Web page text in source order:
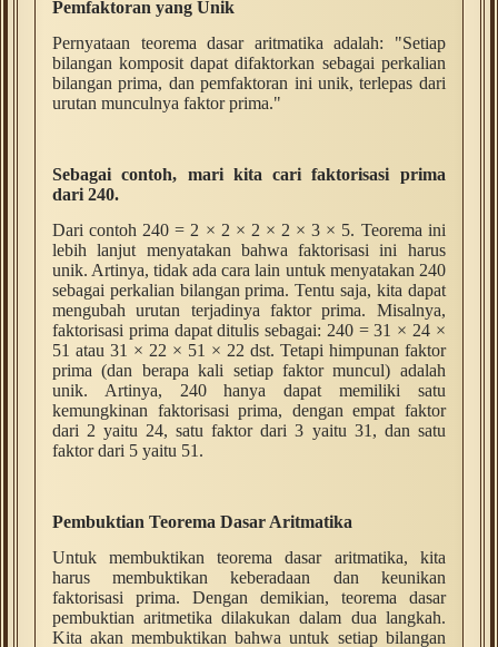
Pemfaktoran yang Unik
Pernyataan teorema dasar aritmatika adalah: "Setiap
bilangan komposit dapat difaktorkan sebagai perkalian
bilangan prima, dan pemfaktoran ini unik, terlepas dari
urutan munculnya faktor prima."
Sebagai contoh, mari kita cari faktorisasi prima
dari 240.
Dari contoh 240 = 2 × 2 × 2 × 2 × 3 × 5. Teorema ini
lebih lanjut menyatakan bahwa faktorisasi ini harus
unik. Artinya, tidak ada cara lain untuk menyatakan 240
sebagai perkalian bilangan prima. Tentu saja, kita dapat
mengubah urutan terjadinya faktor prima. Misalnya,
faktorisasi prima dapat ditulis sebagai: 240 = 31 × 24 ×
51 atau 31 × 22 × 51 × 22 dst. Tetapi himpunan faktor
prima (dan berapa kali setiap faktor muncul) adalah
unik. Artinya, 240 hanya dapat memiliki satu
kemungkinan faktorisasi prima, dengan empat faktor
dari 2 yaitu 24, satu faktor dari 3 yaitu 31, dan satu
faktor dari 5 yaitu 51.
Pembuktian Teorema Dasar Aritmatika
Untuk membuktikan teorema dasar aritmatika, kita
harus membuktikan keberadaan dan keunikan
faktorisasi prima. Dengan demikian, teorema dasar
pembuktian aritmetika dilakukan dalam dua langkah.
Kita akan membuktikan bahwa untuk setiap bilangan